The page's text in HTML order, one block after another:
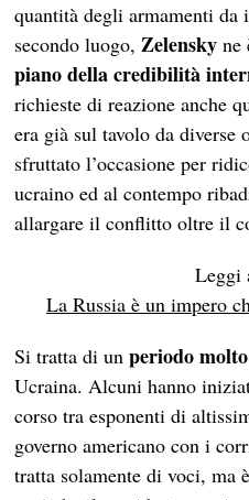
quantità degli armamenti da
secondo luogo,Zelensky ne
piano della credibilità
richieste di reazione anche
era già sul tavolo da diverse
sfruttato l’occasione per
ucraino ed al contempo
allargare il conflitto oltre il
Leggi
La Russia è un impero
Si tratta di unperiodo
Ucraina. Alcuni hanno
corso tra esponenti di
governo americano con i
tratta solamente di voci, ma